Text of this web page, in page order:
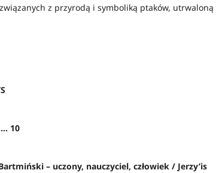
z przyrodą i symboliką ptaków, utrwaloną
10
– uczony, nauczyciel, człowiek / Jerzy’is